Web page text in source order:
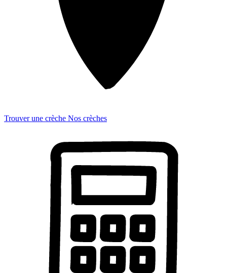
Trouver une crèche Nos crèches